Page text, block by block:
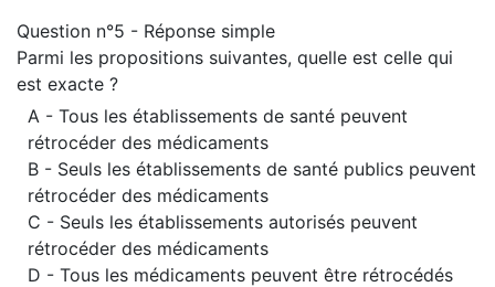
Question n°5 - Réponse simple
Parmi les propositions suivantes, quelle est celle qui
est exacte ?
A - Tous les établissements de santé peuvent
rétrocéder des médicaments
B - Seuls les établissements de santé publics peuvent
rétrocéder des médicaments
C - Seuls les établissements autorisés peuvent
rétrocéder des médicaments
D - Tous les médicaments peuvent être rétrocédés